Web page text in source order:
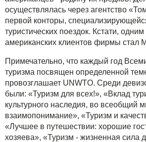
осуществлялась через агентство
первой конторы,
туристических поездок. Кстати,
американских клиентов фирмы стал
Примечательно, что каждый год
туризма посвящен определенной
провозглашает UNWTO. Среди
были: «Туризм для всех!», «Вклад
культурного наследия, во всеобщий
взаимопонимание», «Туризм и
«Лучшее в путешествии: хорошие
хозяева», «Туризм - жизненная сила